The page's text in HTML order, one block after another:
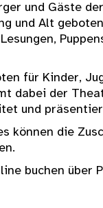
und Gäste
und Alt
für Kinder,
dabei der
und
können die
buchen über